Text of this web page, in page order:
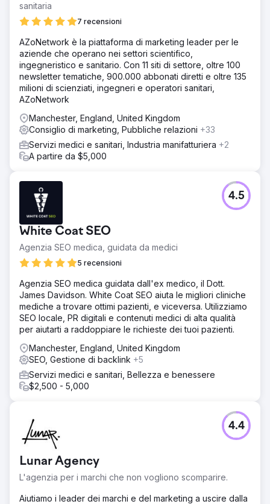
sanitaria
7 recensioni
AZoNetwork è la piattaforma di marketing leader per le
aziende che operano nei settori scientifico,
ingegneristico e sanitario. Con 11 siti di settore, oltre 100
newsletter tematiche, 900.000 abbonati diretti e oltre 135
milioni di scienziati, ingegneri e operatori sanitari,
AZoNetwork
Manchester, England, United Kingdom
Consiglio di marketing, Pubbliche relazioni +33
Servizi medici e sanitari, Industria manifatturiera +2
A partire da $5,000
White Coat SEO
Agenzia SEO medica, guidata da medici
5 recensioni
4.5
Agenzia SEO medica guidata dall'ex medico, il Dott.
James Davidson. White Coat SEO aiuta le migliori cliniche
mediche a trovare ottimi pazienti, e viceversa. Utilizziamo
SEO locale, PR digitali e contenuti medici di alta qualità
per aiutarti a raddoppiare le richieste dei tuoi pazienti.
Manchester, England, United Kingdom
SEO, Gestione di backlink +5
Servizi medici e sanitari, Bellezza e benessere
$2,500 - 5,000
Lunar Agency
L'agenzia per i marchi che non vogliono scomparire.
4.4
Aiutiamo i leader dei marchi e del marketing a uscire dalla